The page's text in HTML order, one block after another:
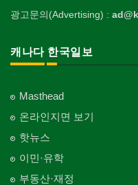
광고문의(Advertising) :
캐나다 한국일보
Masthead
온라인지면 보기
핫뉴스
이민·유학
부동산·재정